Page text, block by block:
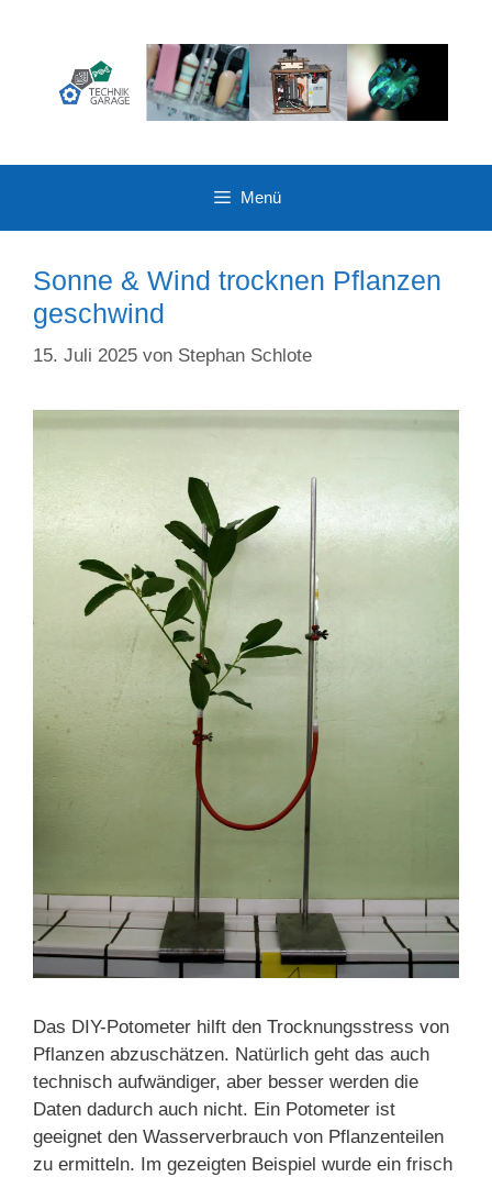
Menü
Sonne & Wind trocknen Pflanzen
geschwind
15. Juli 2025 von Stephan Schlote
Das DIY-Potometer hilft den Trocknungsstress von
Pflanzen abzuschätzen. Natürlich geht das auch
technisch aufwändiger, aber besser werden die
Daten dadurch auch nicht. Ein Potometer ist
geeignet den Wasserverbrauch von Pflanzenteilen
zu ermitteln. Im gezeigten Beispiel wurde ein frisch